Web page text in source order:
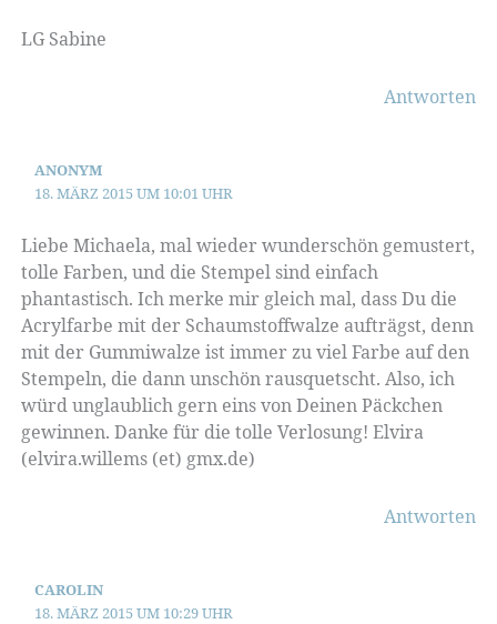
LG Sabine
Antworten
ANONYM
18. MÄRZ 2015 UM 10:01 UHR
Liebe Michaela, mal wieder wunderschön gemustert,
tolle Farben, und die Stempel sind einfach
phantastisch. Ich merke mir gleich mal, dass Du die
Acrylfarbe mit der Schaumstoffwalze aufträgst, denn
mit der Gummiwalze ist immer zu viel Farbe auf den
Stempeln, die dann unschön rausquetscht. Also, ich
würd unglaublich gern eins von Deinen Päckchen
gewinnen. Danke für die tolle Verlosung! Elvira
(elvira.willems (et) gmx.de)
Antworten
CAROLIN
18. MÄRZ 2015 UM 10:29 UHR